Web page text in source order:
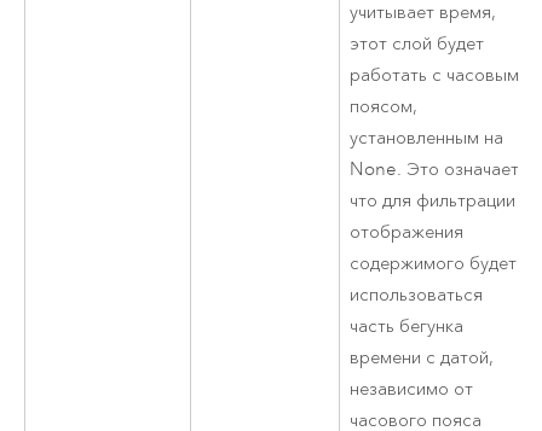
учитывает время,
этот слой будет
работать с часовым
поясом,
установленным на
None. Это означает,
что для фильтрации и
отображения
содержимого будет
использоваться
часть бегунка
времени с датой,
независимо от
часового пояса